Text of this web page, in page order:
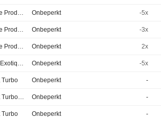
Exotische Produkte Onbeperkt -5x
Exotische Produkte Onbeperkt -3x
Exotische Produkte Onbeperkt 2x
Produits Exotiques Onbeperkt -5x
Turbo Onbeperkt -
Certificat Turbo Stop Loss Onbeperkt -
Turbo Onbeperkt -